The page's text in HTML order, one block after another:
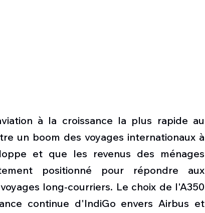
à la croissance la plus rapide au
un boom des voyages internationaux à
et que les revenus des ménages
positionné pour répondre aux
long-courriers. Le choix de l'A350
continue d'IndiGo envers Airbus et